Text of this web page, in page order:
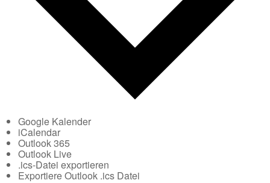
Google Kalender
iCalendar
Outlook 365
Outlook Live
.ics-Datei exportieren
Exportiere Outlook .ics Datei